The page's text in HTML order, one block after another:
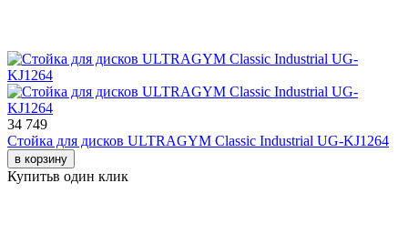
34 749
Стойка для дисков ULTRAGYM Classic Industrial UG-KJ1264
в корзину
Купитьв один клик